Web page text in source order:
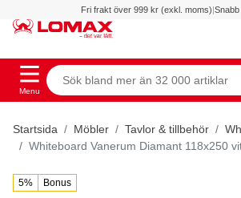
Fri frakt över 999 kr (exkl. moms)|
Menu
Startsida Möbler Tavlor & tillbehör
Whiteboard Vanerum Diamant 118x250
5% Bonus